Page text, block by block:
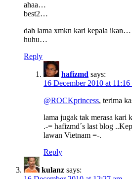
ahaa…
best2…
dah lama xmkn kari kepala ikan…
huhu…
Reply
hafizmd says:
16 December 2010 at 11:16
@ROCKprincess, terima
lama jugak tak merasa kari
.-= hafizmd´s last blog
lawan Vietnam =-.
Reply
kulanz says: